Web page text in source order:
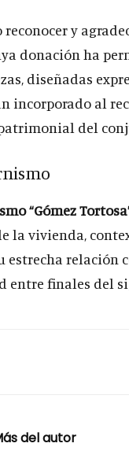
y
donación ha
diseñadas
incorporado al
del
“Gómez
la vivienda,
estrecha relación
finales del
del autor